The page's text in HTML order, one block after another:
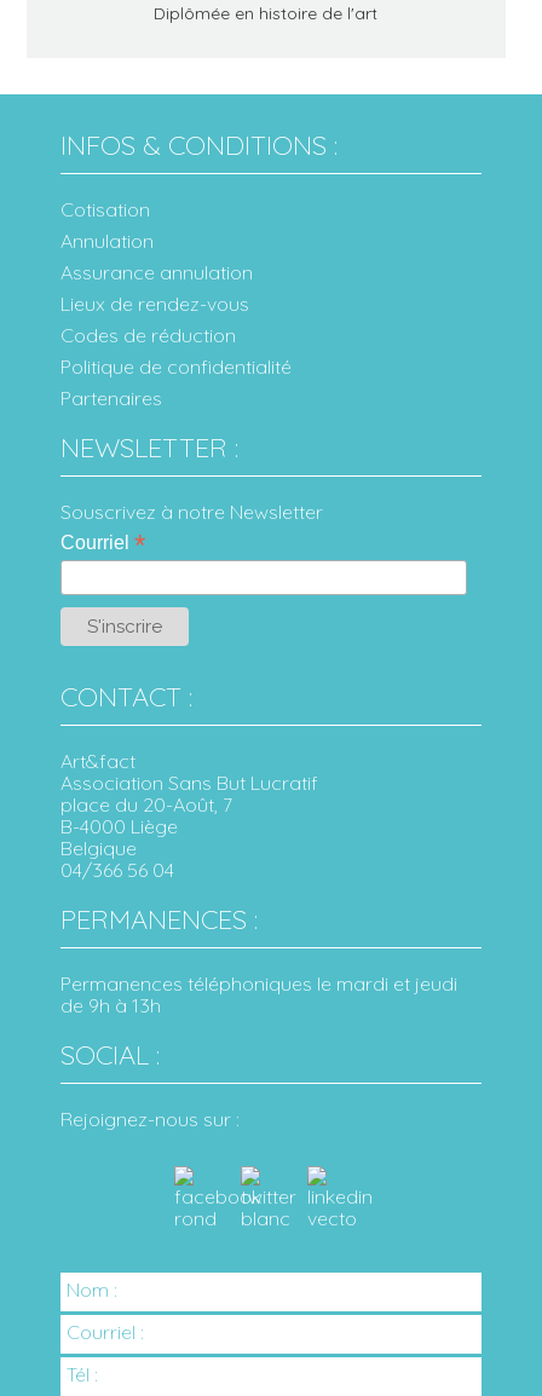
Diplômée en histoire de l'art
INFOS & CONDITIONS :
Cotisation
Annulation
Assurance annulation
Lieux de rendez-vous
Codes de réduction
Politique de confidentialité
Partenaires
NEWSLETTER :
Souscrivez à notre Newsletter
Courriel*
CONTACT :
Art&fact
Association Sans But Lucratif
place du 20-Août, 7
B-4000 Liège
Belgique
04/366 56 04
PERMANENCES :
Permanences téléphoniques le mardi et jeudi
de 9h à 13h
SOCIAL :
Rejoignez-nous sur :
Nom :
Courriel :
Tél :